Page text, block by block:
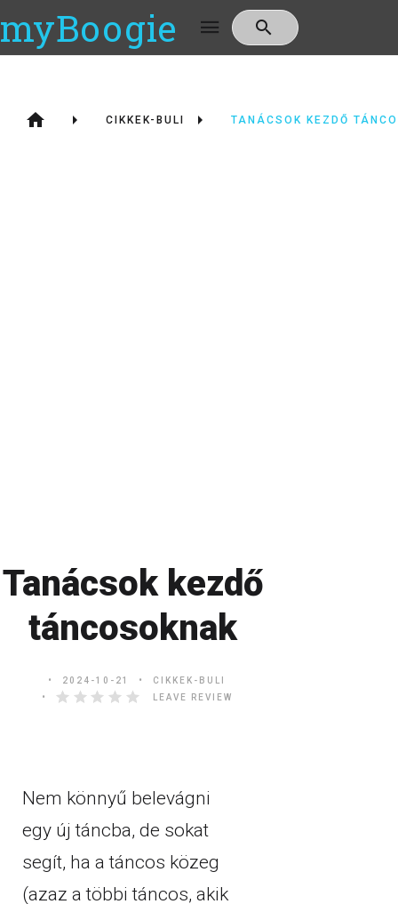
myBoogie
CIKKEK-BULI TANÁCSOK KEZDŐ
Tanácsok kezdő
táncosoknak
2024-10-21
CIKKEK-BULI
LEAVE REVIEW
Nem könnyű belevágni
egy új táncba, de sokat
segít, ha a táncos közeg
(azaz a többi táncos, akik